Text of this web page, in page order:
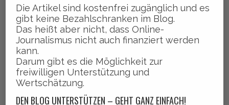
Die Artikel sind kostenfrei zugänglich und es
gibt keine Bezahlschranken im Blog.
Das heißt aber nicht, dass Online-
Journalismus nicht auch finanziert werden
kann.
Darum gibt es die Möglichkeit zur
freiwilligen Unterstützung und
Wertschätzung.
DEN BLOG UNTERSTÜTZEN – GEHT GANZ EINFACH!